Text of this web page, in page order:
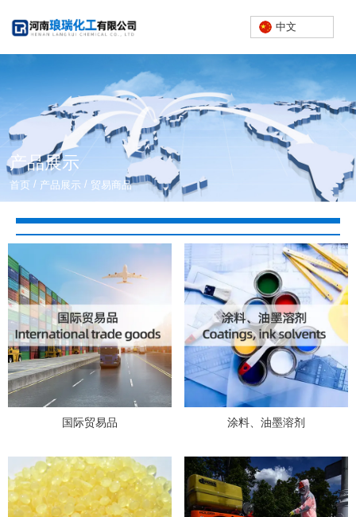
中文
产品展示
首页 / 产品展示 / 贸易商品
国际贸易品 涂料、油墨溶剂